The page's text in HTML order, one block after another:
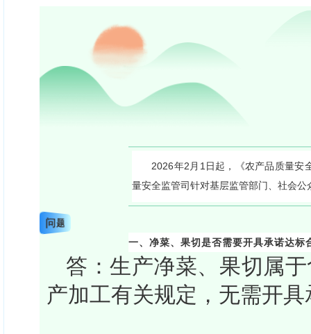
2026年2月1日起，《农产品质量安
量安全监管司针对基层监管部门、社会
问题
一、净菜、果切是否需要开具承诺达标
答：生产净菜、果切属
产加工有关规定，无需开